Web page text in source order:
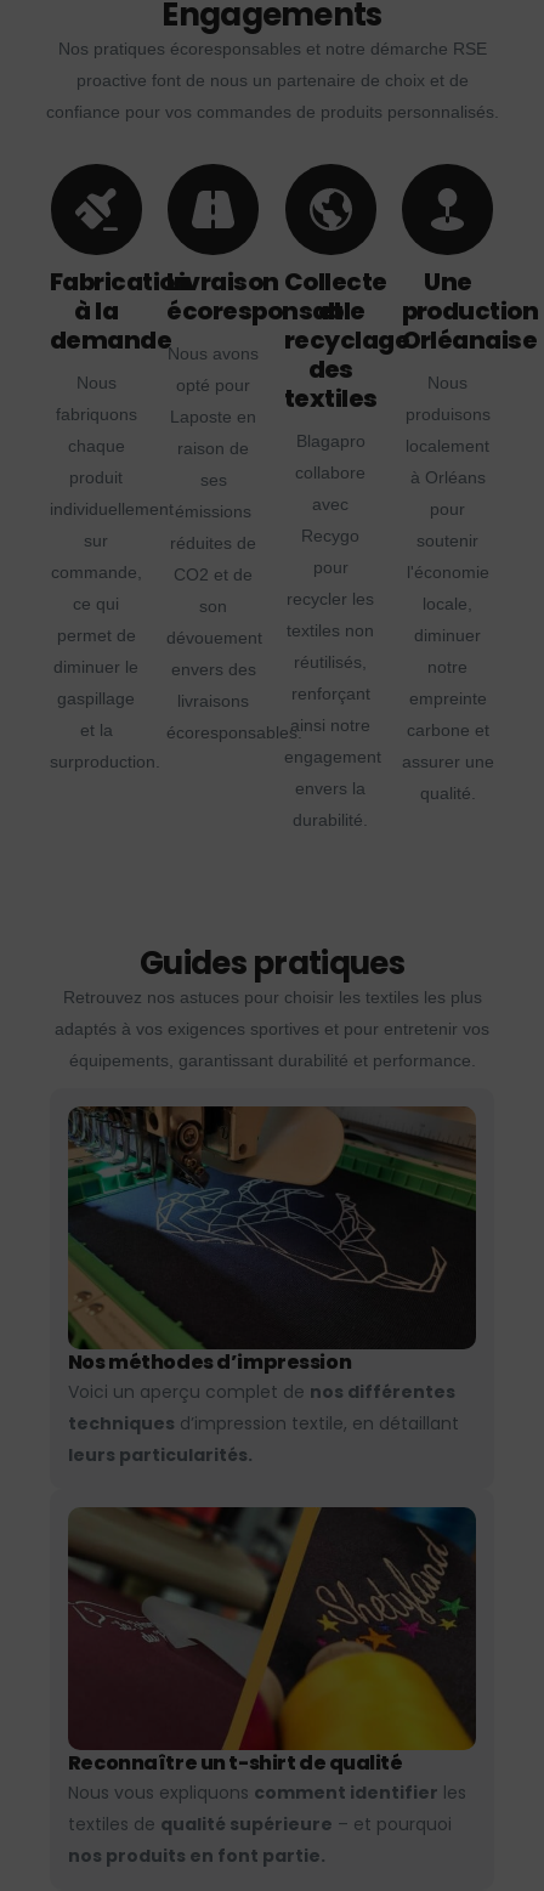
Engagements
Nos pratiques écoresponsables et notre démarche RSE
proactive font de nous un partenaire de choix et de
confiance pour vos commandes de produits personnalisés.
Fabrication
à la
demande
Nous
fabriquons
chaque
produit
individuellement
sur
commande,
ce qui
permet de
diminuer le
gaspillage
et la
surproduction.
Livraison
écoresponsable
Nous avons
opté pour
Laposte en
raison de
ses
émissions
réduites de
CO2 et de
son
dévouement
envers des
livraisons
écoresponsables.
Collecte
et
recyclage
des
textiles
Blagapro
collabore
avec
Recygo
pour
recycler les
textiles non
réutilisés,
renforçant
ainsi notre
engagement
envers la
durabilité.
Une
production
Orléanaise
Nous
produisons
localement
à Orléans
pour
soutenir
l'économie
locale,
diminuer
notre
empreinte
carbone et
assurer une
qualité.
Guides pratiques
Retrouvez nos astuces pour choisir les textiles les plus
adaptés à vos exigences sportives et pour entretenir vos
équipements, garantissant durabilité et performance.
Nos méthodes d’impression
Voici un aperçu complet de nos différentes
techniques d’impression textile, en détaillant
leurs particularités.
Reconnaître un t-shirt de qualité
Nous vous expliquons comment identifier les
textiles de qualité supérieure – et pourquoi
nos produits en font partie.